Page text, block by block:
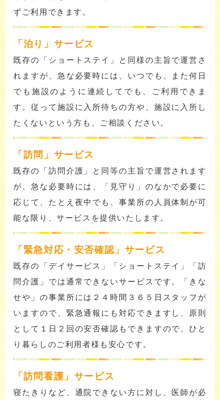
ずご利用できます。
「泊り」サービス
既存の「ショートステイ」と同様の主旨で運営さ
れますが、急な必要時には、いつでも、また何日
でも施設のように連続してでも、ご利用できま
す。従って施設に入所待ちの方や、施設に入所し
たくないという方も、ご相談ください。
「訪問」サービス
既存の「訪問介護」と同等の主旨で運営されます
が、急な必要時には、「見守り」のなかで必要に
応じて、たとえ夜中でも、事業所の人員体制が可
能な限り、サービスを提供いたします。
「緊急対応・安否確認」サービス
既存の「デイサービス」「ショートステイ」「訪
問介護」では通常できないサービスです。「きな
せや」の事業所には２４時間３６５日スタッフが
いますので、緊急通報にも対応できますし、原則
として１日２回の安否確認もできますので、ひと
り暮らしのご利用者様も安心です。
「訪問看護」サービス
寝たきりなど、通院できない方に対し、医師が必